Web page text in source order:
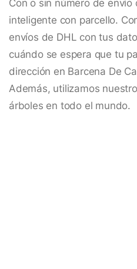
Con o sin número de envío
inteligente con parcello.
envíos de DHL con tus
cuándo se espera que tu
dirección en Barcena De
Además, utilizamos
árboles en todo el mundo.